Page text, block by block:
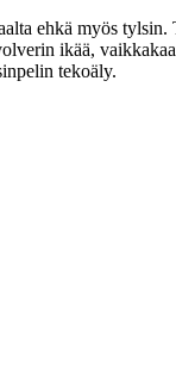
ehkä myös
ikää,
tekoäly.